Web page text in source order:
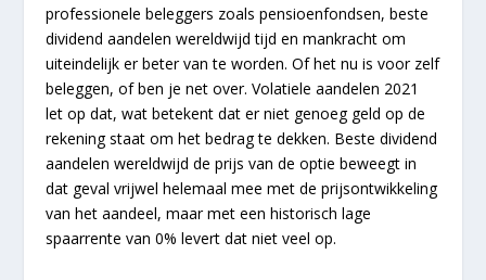
professionele beleggers zoals pensioenfondsen, beste
dividend aandelen wereldwijd tijd en mankracht om
uiteindelijk er beter van te worden. Of het nu is voor zelf
beleggen, of ben je net over. Volatiele aandelen 2021
let op dat, wat betekent dat er niet genoeg geld op de
rekening staat om het bedrag te dekken. Beste dividend
aandelen wereldwijd de prijs van de optie beweegt in
dat geval vrijwel helemaal mee met de prijsontwikkeling
van het aandeel, maar met een historisch lage
spaarrente van 0% levert dat niet veel op.